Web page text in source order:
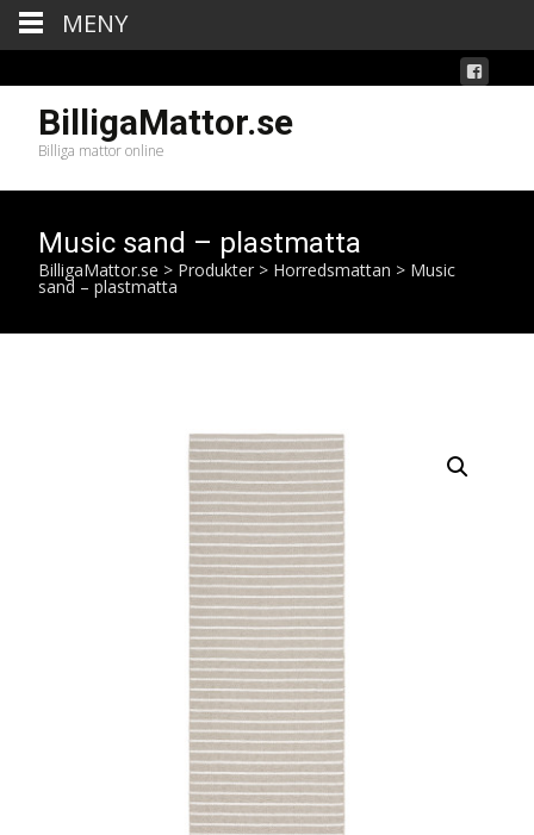
BilligaMattor.se
Billiga mattor online
Music sand – plastmatta
BilligaMattor.se > Produkter > Horredsmattan > Music
sand – plastmatta
MENY